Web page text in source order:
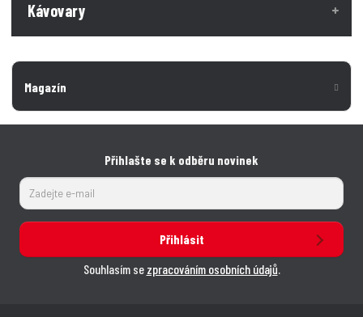
Kávovary
Magazín
Přihlašte se k odběru novinek
Přihlásit
Souhlasím se zpracováním osobních údajů.